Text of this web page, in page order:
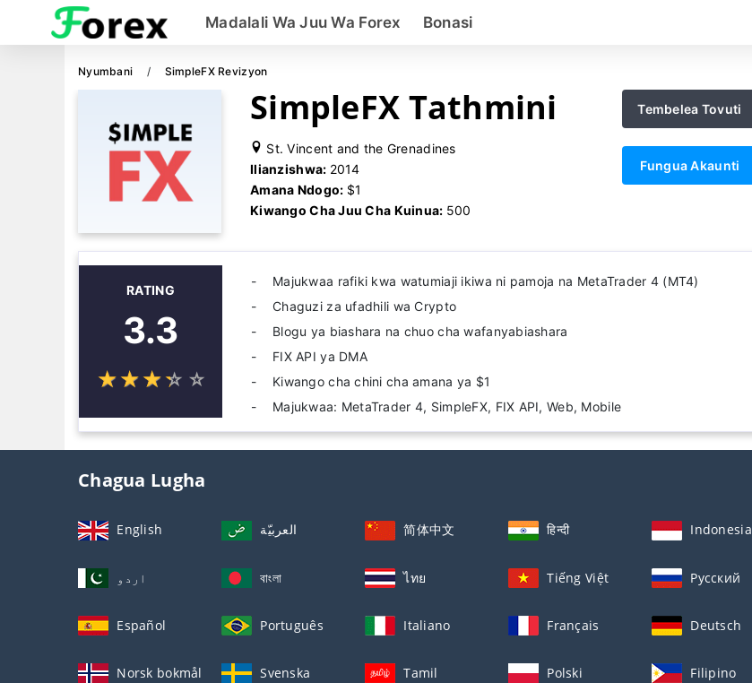
Madalali Wa Juu Wa Forex Bonasi
Nyumbani SimpleFX Revizyon
SimpleFX Tathmini
St. Vincent and the Grenadines
Ilianzishwa: 2014
Amana Ndogo: $1
Kiwango Cha Juu Cha Kuinua: 500
Tembelea Tovuti
Fungua Akaunti
RATING
3.3
☆☆☆☆ ☆
★★★★ ★
Majukwaa rafiki kwa watumiaji ikiwa ni pamoja na MetaTrader 4 (MT4)
Chaguzi za ufadhili wa Crypto
Blogu ya biashara na chuo cha wafanyabiashara
FIX API ya DMA
Kiwango cha chini cha amana ya $1
Majukwaa: MetaTrader 4, SimpleFX, FIX API, Web, Mobile
Chagua Lugha
English العربيّة 简体中文 हिन्दी Indonesia
اردو বাংলা ไทย Tiếng Việt Русский
Español Português Italiano Français Deutsch
Norsk bokmål Svenska Tamil Polski Filipino